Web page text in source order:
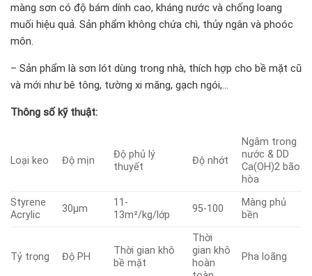
màng sơn có độ bám dính cao, kháng nước và chống loang
muối hiệu quả. Sản phẩm không chứa chì, thủy ngân và phoóc
môn.
– Sản phẩm là sơn lót dùng trong nhà, thích hợp cho bề mặt cũ
và mới như bê tông, tường xi măng, gạch ngói,…
Thông số kỹ thuật:
Loại keo Độ mịn
Độ phủ lý
thuyết
Độ nhớt
Ngâm trong
nước & DD
Ca(OH)2 bão
hòa
Styrene
Acrylic
30µm
11-
13m²/kg/lớp
95-100
Màng phủ
bền
Tỷ trọng Độ PH
Thời gian khô
bề mặt
Thời
gian khô
hoàn
Pha loãng